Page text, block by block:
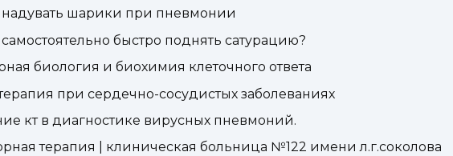
шарики при пневмонии
быстро поднять сатурацию?
биология и биохимия клеточного ответа
при сердечно-сосудистых заболеваниях
кт в диагностике вирусных пневмоний.
терапия | клиническая больница №122 имени л.г.соколова